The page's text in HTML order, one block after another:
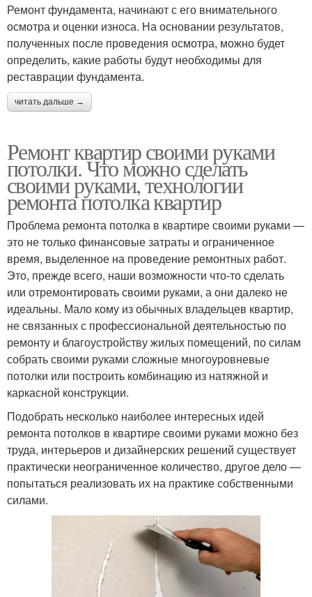
Ремонт фундамента, начинают с его внимательного
осмотра и оценки износа. На основании результатов,
полученных после проведения осмотра, можно будет
определить, какие работы будут необходимы для
реставрации фундамента.
читать дальше →
Ремонт квартир своими руками
потолки. Что можно сделать
своими руками, технологии
ремонта потолка квартир
Проблема ремонта потолка в квартире своими руками —
это не только финансовые затраты и ограниченное
время, выделенное на проведение ремонтных работ.
Это, прежде всего, наши возможности что-то сделать
или отремонтировать своими руками, а они далеко не
идеальны. Мало кому из обычных владельцев квартир,
не связанных с профессиональной деятельностью по
ремонту и благоустройству жилых помещений, по силам
собрать своими руками сложные многоуровневые
потолки или построить комбинацию из натяжной и
каркасной конструкции.
Подобрать несколько наиболее интересных идей
ремонта потолков в квартире своими руками можно без
труда, интерьеров и дизайнерских решений существует
практически неограниченное количество, другое дело —
попытаться реализовать их на практике собственными
силами.